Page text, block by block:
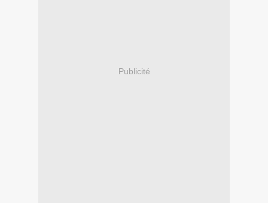
Publicité